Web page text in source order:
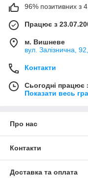
96% позитивних з
Працює з
м. Вишневе
вул. Залізнична,
Контакти
Сьогодні працює
Показати весь
Про нас
Контакти
Доставка та оплата